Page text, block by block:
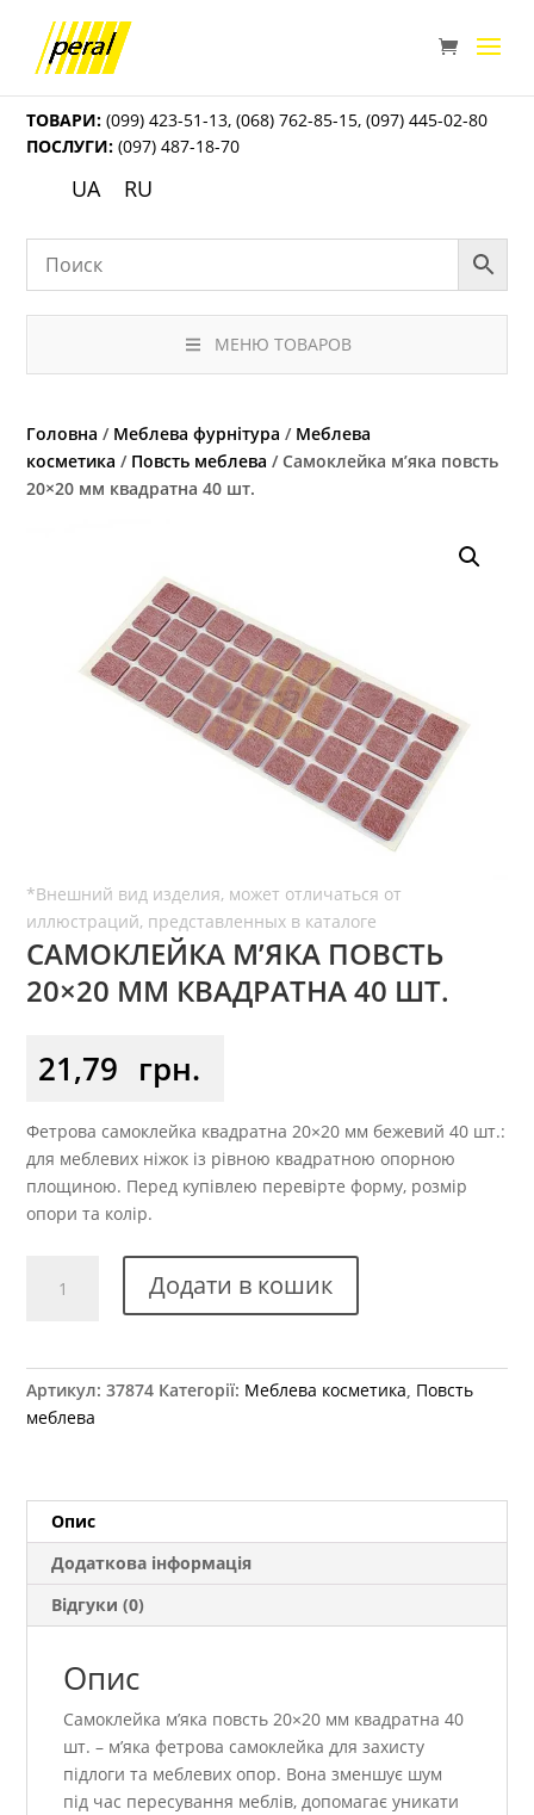
ТОВАРИ: (099) 423-51-13,(068) 762-85-15,(097) 445-02-80
ПОСЛУГИ: (097) 487-18-70
UA RU
МЕНЮ ТОВАРОВ
Головна / Меблева фурнітура / Меблева
косметика / Повсть меблева / Самоклейка м’яка повсть
20×20 мм квадратна 40 шт.
САМОКЛЕЙКА М’ЯКА ПОВСТЬ
20×20 ММ КВАДРАТНА 40 ШТ.
21,79 грн.
Фетрова самоклейка квадратна 20×20 мм бежевий 40 шт.:
для меблевих ніжок із рівною квадратною опорною
площиною. Перед купівлею перевірте форму, розмір
опори та колір.
м'яка
квадратна
Додати в кошик
Артикул:37874 Категорії: Меблева косметика Повсть
меблева
Опис
Додаткова інформація
Відгуки (0)
Опис
Самоклейка м’яка повсть 20×20 мм квадратна 40
шт. – м’яка фетрова самоклейка для захисту
підлоги та меблевих опор. Вона зменшує шум
під час пересування меблів, допомагає уникати